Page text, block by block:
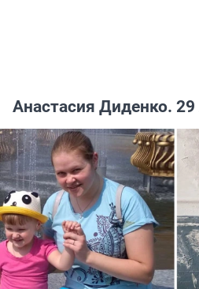
Анастасия Диденко. 29